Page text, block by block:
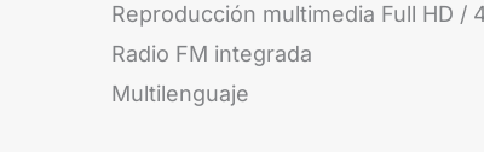
Reproducción multimedia Full HD /
Radio FM integrada
Multilenguaje